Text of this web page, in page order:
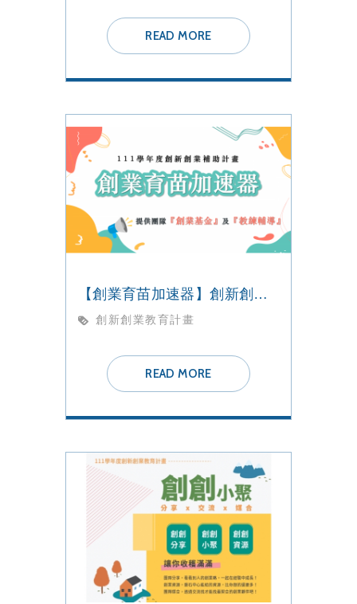
READ MORE
【創業育苗加速器】創新創業補助計畫
創新創業教育計畫
READ MORE